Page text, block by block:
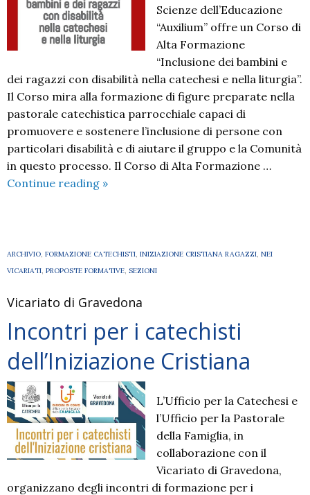
Scienze dell’Educazione
“Auxilium” offre un Corso di
Alta Formazione
“Inclusione dei bambini e
dei ragazzi con disabilità nella catechesi e nella liturgia”.
Il Corso mira alla formazione di figure preparate nella
pastorale catechistica parrocchiale capaci di
promuovere e sostenere l’inclusione di persone con
particolari disabilità e di aiutare il gruppo e la Comunità
in questo processo. Il Corso di Alta Formazione …
Continue reading Corso
Formazione
»
ARCHIVIO, FORMAZIONE CATECHISTI, INIZIAZIONE CRISTIANA RAGAZZI, NEI
VICARIATI, PROPOSTE FORMATIVE, SEZIONI
Vicariato di Gravedona
Incontri per i catechisti
dell’Iniziazione Cristiana
L’Ufficio per la Catechesi e
l’Ufficio per la Pastorale
della Famiglia, in
collaborazione con il
Vicariato di Gravedona,
organizzano degli incontri di formazione per i